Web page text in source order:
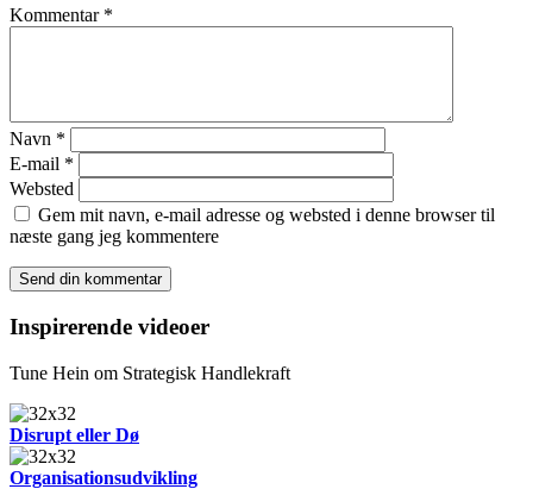
Kommentar *
Navn *
E-mail *
Websted
Gem mit navn, e-mail adresse og websted i denne browser til
næste gang jeg kommentere
Inspirerende videoer
Tune Hein om Strategisk Handlekraft
Disrupt eller Dø
Organisationsudvikling